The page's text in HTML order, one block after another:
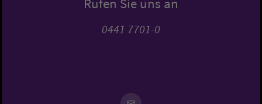
Rufen Sie uns an
0441 7701-0